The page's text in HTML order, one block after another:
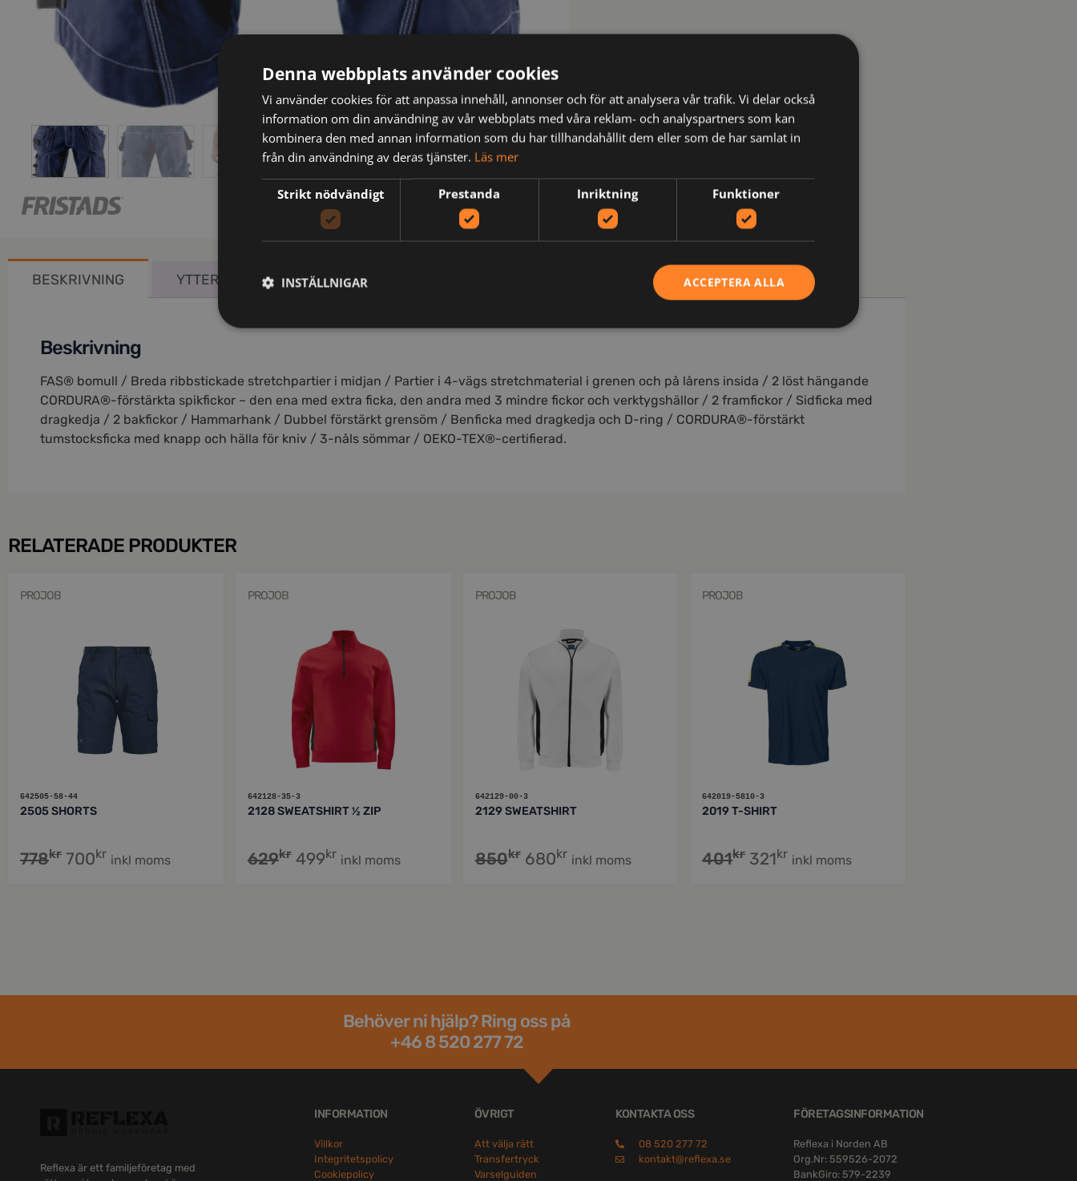
BESKRIVNING YTTERLIGARE INFORMATION
Beskrivning
FAS® bomull / Breda ribbstickade stretchpartier i midjan / Partier i 4-vägs stretchmaterial i grenen och på lårens insida / 2 löst hängande
CORDURA®-förstärkta spikfickor – den ena med extra ficka, den andra med 3 mindre fickor och verktygshällor / 2 framfickor / Sidficka med
dragkedja / 2 bakfickor / Hammarhank / Dubbel förstärkt grensöm / Benficka med dragkedja och D-ring / CORDURA®-förstärkt
tumstocksficka med knapp och hälla för kniv / 3-nåls sömmar / OEKO-TEX®-certifierad.
RELATERADE PRODUKTER
PROJOB
642505-58-44
2505 SHORTS
778kr 700kr inkl moms
PROJOB
642128-35-3
2128 SWEATSHIRT ½ ZIP
629kr 499kr inkl moms
PROJOB
642129-00-3
2129 SWEATSHIRT
850kr 680kr inkl moms
PROJOB
642019-5810-3
2019 T-SHIRT
401kr 321kr inkl moms
Behöver ni hjälp? Ring oss på
+46 8 520 277 72
Reflexa är ett familjeföretag med
INFORMATION
Villkor
Integritetspolicy
Cookiepolicy
ÖVRIGT
Att välja rätt
Transfertryck
Varselguiden
KONTAKTA OSS
08 520 277 72
kontakt@reflexa.se
FÖRETAGSINFORMATION
Reflexa i Norden AB
Org.Nr: 559526-2072
BankGiro: 579-2239
Denna webbplats använder cookies
Vi använder cookies för att anpassa innehåll, annonser och för att analysera vår trafik. Vi delar också
information om din användning av vår webbplats med våra reklam- och analyspartners som kan
kombinera den med annan information som du har tillhandahållit dem eller som de har samlat in
från din användning av deras tjänster. Läs mer
Strikt nödvändigt Prestanda Inriktning Funktioner
ACCEPTERA ALLA
INSTÄLLNIGAR